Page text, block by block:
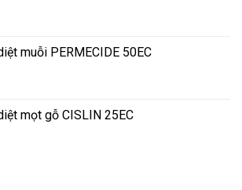
muỗi PERMECIDE 50EC
mọt gỗ CISLIN 25EC